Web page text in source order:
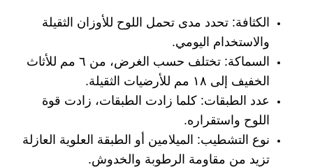
الكثافة: تحدد مدى تحمل اللوح للأوزان الثقيلة
والاستخدام اليومي.
السماكة:
تختلف حسب الغرض، من ٦ مم للأثاث
الخفيف إلى ١٨ مم للأرضيات الثقيلة.
عدد الطبقات: كلما زادت الطبقات، زادت قوة
اللوح واستقراره.
نوع التشطيب: الميلامين أو الطبقة العلوية العازلة
تزيد من مقاومة الرطوبة والخدوش.